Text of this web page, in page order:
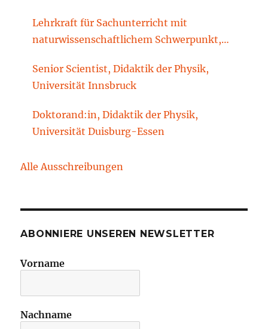
Lehrkraft für Sachunterricht mit
naturwissenschaftlichem Schwerpunkt,
Technische Universität Cottbus-Senftenberg
Senior Scientist, Didaktik der Physik,
Universität Innsbruck
Doktorand:in, Didaktik der Physik,
Universität Duisburg-Essen
Alle Ausschreibungen
ABONNIERE UNSEREN NEWSLETTER
Vorname
Nachname